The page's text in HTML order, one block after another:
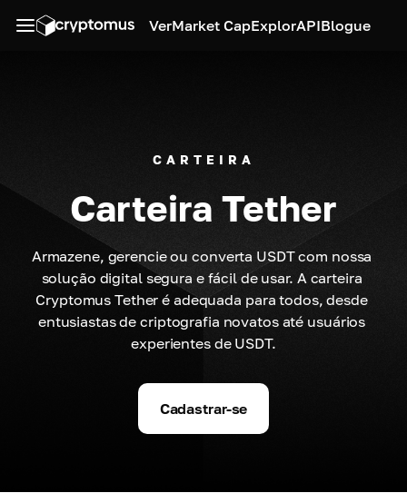
VerMarket CapExplorAPIBlogue
CARTEIRA
Carteira Tether
Armazene, gerencie ou converta USDT com nossa
solução digital segura e fácil de usar. A carteira
Cryptomus Tether é adequada para todos, desde
entusiastas de criptografia novatos até usuários
experientes de USDT.
Cadastrar-se